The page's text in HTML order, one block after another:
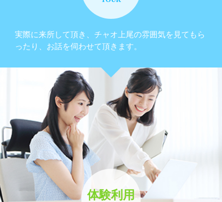
実際に来所して頂き、チャオ上尾の雰囲気を見てもら
ったり、お話を伺わせて頂きます。
体験利用